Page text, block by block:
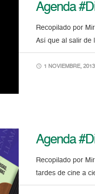
Agenda
Recopilado por
Así que al salir de
1 NOVIEMBRE, 2013
Agenda
Recopilado por
tardes de cine a